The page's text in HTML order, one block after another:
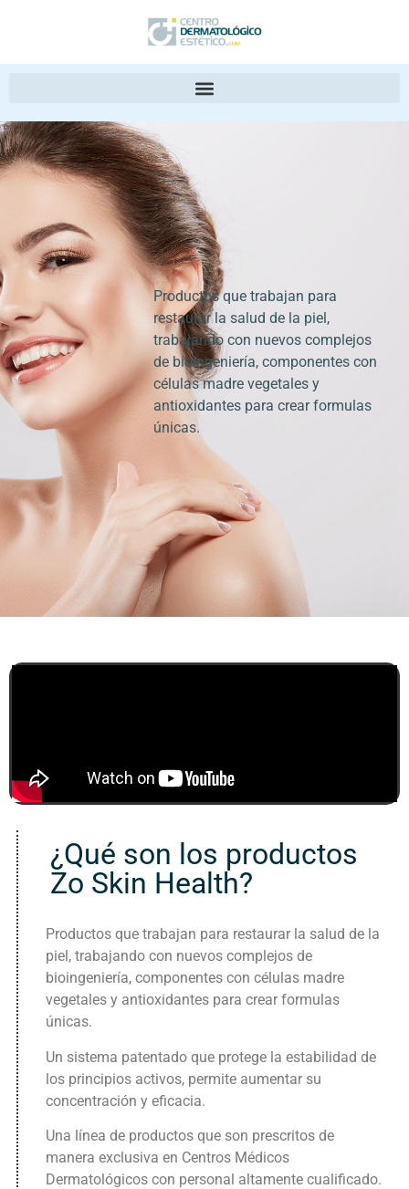
Productos que trabajan para
restaurar la salud de la piel,
trabajando con nuevos complejos
de bioingeniería, componentes con
células madre vegetales y
antioxidantes para crear formulas
únicas.
¿Qué son los productos
Zo Skin Health?
Productos que trabajan para restaurar la salud de la
piel, trabajando con nuevos complejos de
bioingeniería, componentes con células madre
vegetales y antioxidantes para crear formulas
únicas.
Un sistema patentado que protege la estabilidad de
los principios activos, permite aumentar su
concentración y eficacia.
Una línea de productos que son prescritos de
manera exclusiva en Centros Médicos
Dermatológicos con personal altamente cualificado.